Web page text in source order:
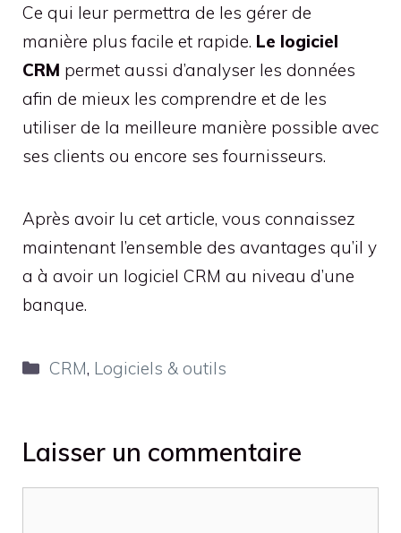
Ce qui leur permettra de les gérer de
manière plus facile et rapide. Le logiciel
CRM permet aussi d’analyser les données
afin de mieux les comprendre et de les
utiliser de la meilleure manière possible avec
ses clients ou encore ses fournisseurs.
Après avoir lu cet article, vous connaissez
maintenant l’ensemble des avantages qu’il y
a à avoir un logiciel CRM au niveau d’une
banque.
Catégories
CRM, Logiciels & outils
Laisser un commentaire